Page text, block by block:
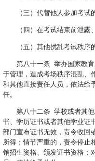
（三）代替他人参加考试
（四）在考试结束前泄露、
（五）其他扰乱考试秩序的
第八十一条 举办国家教育
于管理，造成考场秩序混乱、
和其他直接责任人员，依法给
任。
第八十二条 学校或者其他
书、学历证书或者其他学业证
部门宣布证书无效，责令收回
所得；情节严重的，责令停止
销招生资格、颁发证书资格；